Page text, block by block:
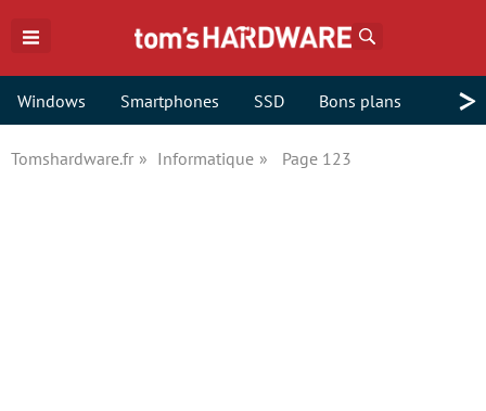
Windows Smartphones SSD Bons plans >
Tomshardware.fr Informatique Page 123